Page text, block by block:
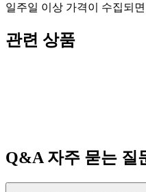
일주일 이상 가격이 수집되
관련 상품
Q&A자주 묻는 질